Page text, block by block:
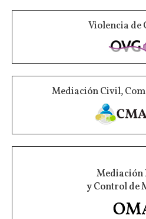
Violencia de
Mediación Civil,
Mediación
y Control de